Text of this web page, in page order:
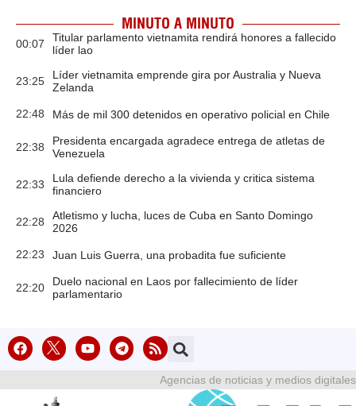
MINUTO A MINUTO
00:07
Titular parlamento vietnamita rendirá honores a fallecido
líder lao
23:25
Líder vietnamita emprende gira por Australia y Nueva
Zelanda
22:48 Más de mil 300 detenidos en operativo policial en Chile
22:38
Presidenta encargada agradece entrega de atletas de
Venezuela
22:33
Lula defiende derecho a la vivienda y critica sistema
financiero
22:28
Atletismo y lucha, luces de Cuba en Santo Domingo
2026
22:23 Juan Luis Guerra, una probadita fue suficiente
22:20
Duelo nacional en Laos por fallecimiento de líder
parlamentario
Agencias de noticias y medios digitales